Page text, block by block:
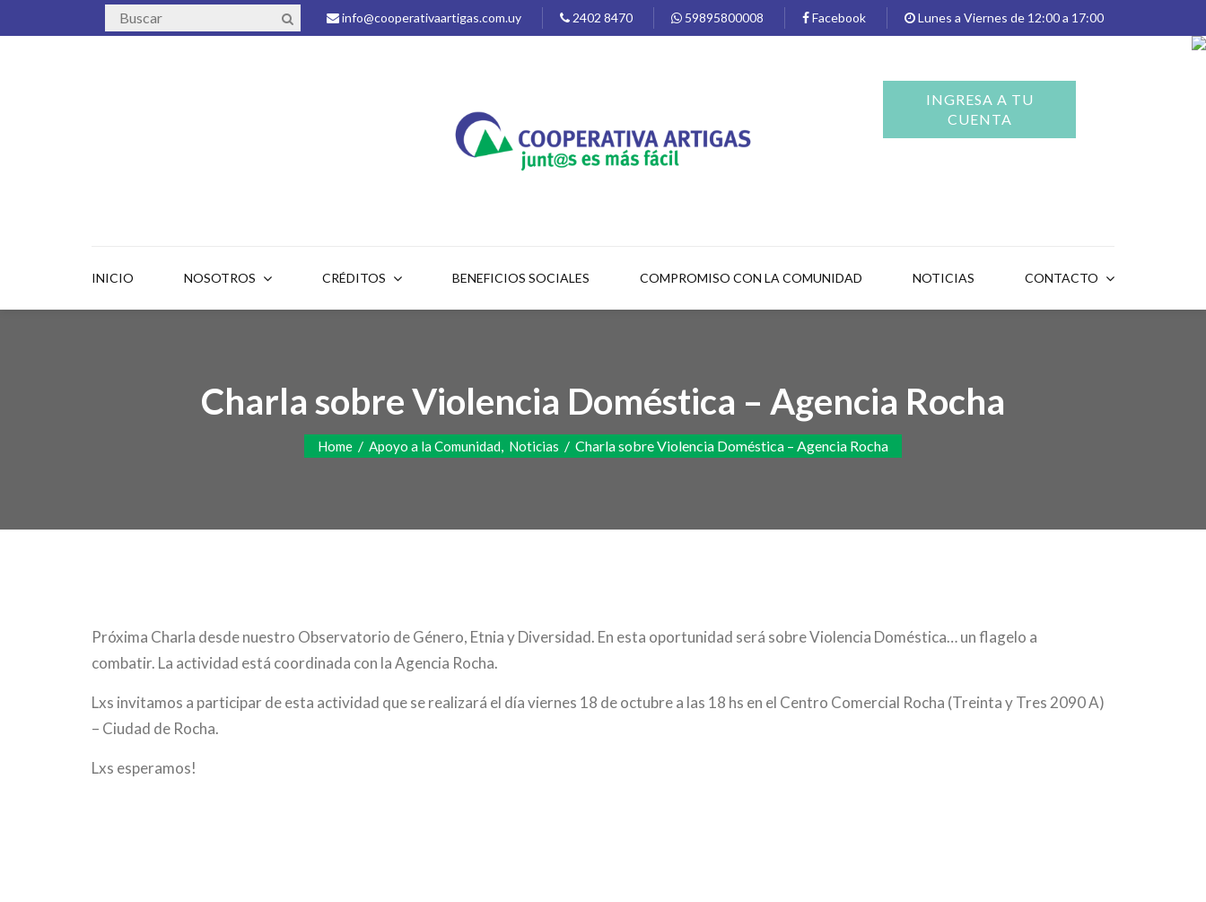
info@cooperativaartigas.com.uy 2402 8470 59895800008 Facebook Lunes a Viernes de 12:00 a 17:00
INGRESA A TU
CUENTA
INICIO NOSOTROS CRÉDITOS BENEFICIOS SOCIALES COMPROMISO CON LA COMUNIDAD NOTICIAS CONTACTO
Charla sobre Violencia Doméstica – Agencia Rocha
Home / Apoyo a la Comunidad, Noticias / Charla sobre Violencia Doméstica – Agencia Rocha
Próxima Charla desde nuestro Observatorio de Género, Etnia y Diversidad. En esta oportunidad será sobre Violencia Doméstica… un flagelo a
combatir. La actividad está coordinada con la Agencia Rocha.
Lxs invitamos a participar de esta actividad que se realizará el día viernes 18 de octubre a las 18 hs en el Centro Comercial Rocha (Treinta y Tres 2090 A)
– Ciudad de Rocha.
Lxs esperamos!